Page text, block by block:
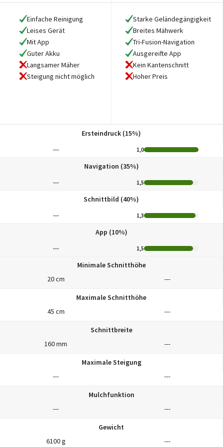
Einfache Reinigung
Leises Gerät
Mit App
Guter Akku
Langsamer Mäher
Steigung nicht möglich
Starke Geländegängigkeit
Breites Mähwerk
Tri-Fusion-Navigation
Ausgereifte App
Kein Kantenschnitt
Hoher Preis
Ersteindruck (15%)
--- 1,0
Navigation (35%)
--- 1,5
Schnittbild (40%)
--- 1,3
App (10%)
--- 1,5
Minimale Schnitthöhe
20 cm
---
Maximale Schnitthöhe
45 cm
---
Schnittbreite
160 mm
---
Maximale Steigung
---
---
Mulchfunktion
---
---
Gewicht
6100 g
---